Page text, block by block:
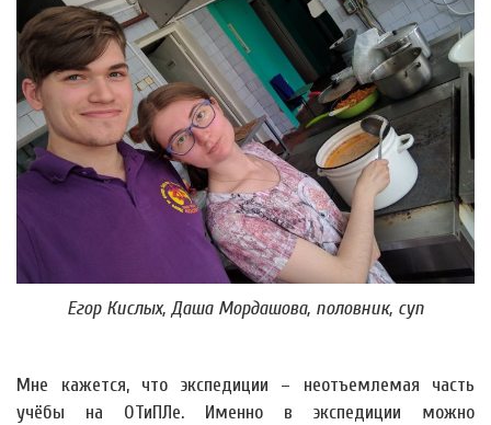
Егор Кислых, Даша Мордашова, половник, суп
Мне кажется, что экспедиции – неотъемлемая часть
учёбы на ОТиПЛе. Именно в экспедиции можно